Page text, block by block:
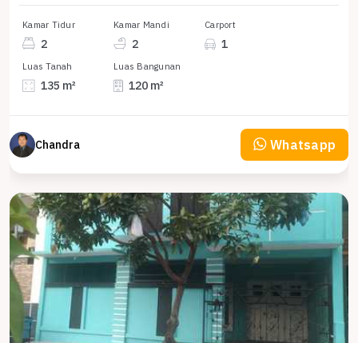
Kamar Tidur
2
Kamar Mandi
2
Carport
1
Luas Tanah
135 m²
Luas Bangunan
120 m²
Chandra Whatsapp